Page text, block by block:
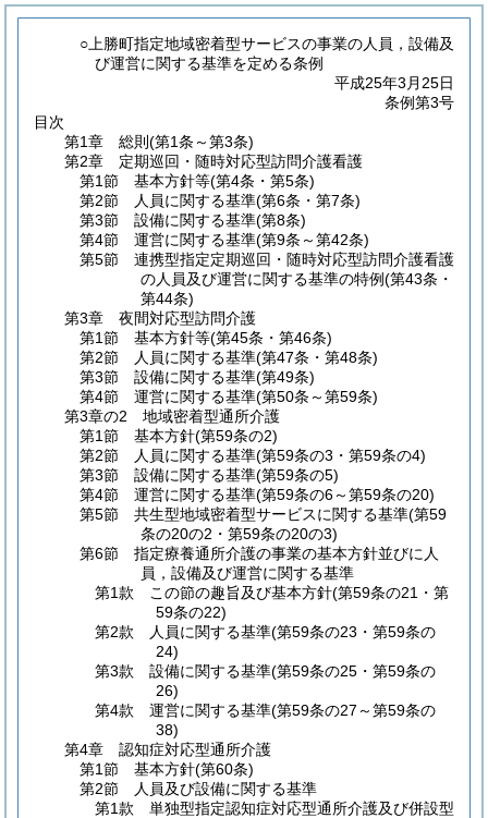
○上勝町指定地域密着型サービスの事業の人員，設備及
び運営に関する基準を定める条例
平成25年3月25日
条例第3号
目次
第1章
総則 (第1条～第3条)
第2章
定期巡回・随時対応型訪問介護看護
第1節
基本方針等(第4条・第5条)
第2節
人員に関する基準(第6条・第7条)
第3節
設備に関する基準(第8条)
第4節
運営に関する基準(第9条～第42条)
第5節
連携型指定定期巡回・随時対応型訪問介護看護
の人員及び運営に関する基準の特例(第43条・
第44条)
第3章
夜間対応型訪問介護
第1節
基本方針等(第45条・第46条)
第2節
人員に関する基準(第47条・第48条)
第3節
設備に関する基準(第49条)
第4節
運営に関する基準(第50条～第59条)
第3章の2
地域密着型通所介護
第1節
基本方針(第59条の2)
第2節
人員に関する基準(第59条の3・第59条の4)
第3節
設備に関する基準(第59条の5)
第4節
運営に関する基準(第59条の6～第59条の20)
第5節
共生型地域密着型サービスに関する基準(第59
条の20の2・第59条の20の3)
第6節
指定療養通所介護の事業の基本方針並びに人
員，設備及び運営に関する基準
第1款
この節の趣旨及び基本方針(第59条の21・第
59条の22)
第2款
人員に関する基準(第59条の23・第59条の
24)
第3款
設備に関する基準(第59条の25・第59条の
26)
第4款
運営に関する基準(第59条の27～第59条の
38)
第4章
認知症対応型通所介護
第1節
基本方針(第60条)
第2節
人員及び設備に関する基準
第1款
単独型指定認知症対応型通所介護及び併設型